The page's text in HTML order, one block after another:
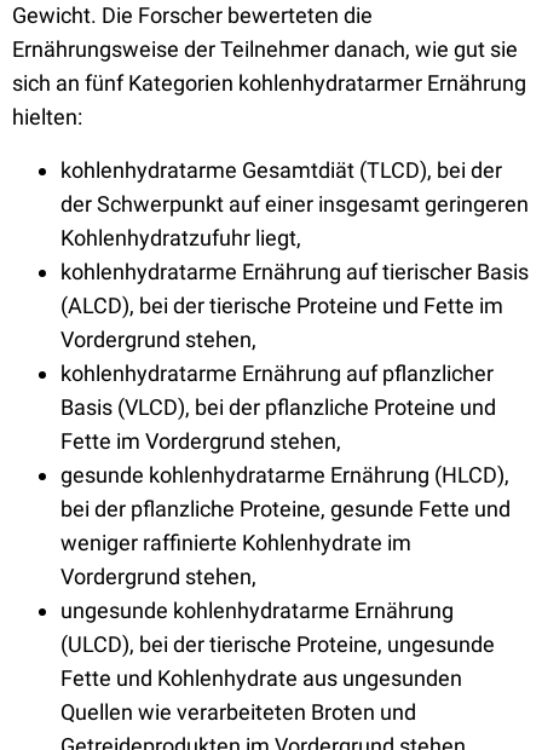
Gewicht. Die Forscher bewerteten die
Ernährungsweise der Teilnehmer danach, wie gut sie
sich an fünf Kategorien kohlenhydratarmer Ernährung
hielten:
kohlenhydratarme Gesamtdiät (TLCD), bei der
der Schwerpunkt auf einer insgesamt geringeren
Kohlenhydratzufuhr liegt,
kohlenhydratarme Ernährung auf tierischer Basis
(ALCD), bei der tierische Proteine und Fette im
Vordergrund stehen,
kohlenhydratarme Ernährung auf pflanzlicher
Basis (VLCD), bei der pflanzliche Proteine und
Fette im Vordergrund stehen,
gesunde kohlenhydratarme Ernährung (HLCD),
bei der pflanzliche Proteine, gesunde Fette und
weniger raffinierte Kohlenhydrate im
Vordergrund stehen,
ungesunde kohlenhydratarme Ernährung
(ULCD), bei der tierische Proteine, ungesunde
Fette und Kohlenhydrate aus ungesunden
Quellen wie verarbeiteten Broten und